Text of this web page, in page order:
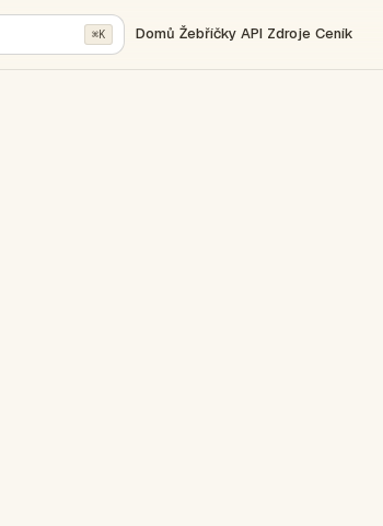
⌘K Domů Žebříčky API Zdroje Ceník